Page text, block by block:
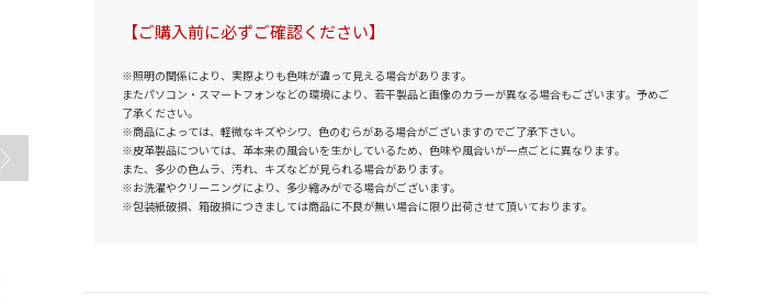
【ご購入前に必ずご確認ください】
※照明の関係により、実際よりも色味が違って見える場合があります。
またパソコン・スマートフォンなどの環境により、若干製品と画像のカラーが異なる場合もございます。予めご
了承ください。
※商品によっては、軽微なキズやシワ、色のむらがある場合がございますのでご了承下さい。
※皮革製品については、革本来の風合いを生かしているため、色味や風合いが一点ごとに異なります。
また、多少の色ムラ、汚れ、キズなどが見られる場合があります。
※お洗濯やクリーニングにより、多少縮みがでる場合がございます。
※包装紙破損、箱破損につきましては商品に不良が無い場合に限り出荷させて頂いております。